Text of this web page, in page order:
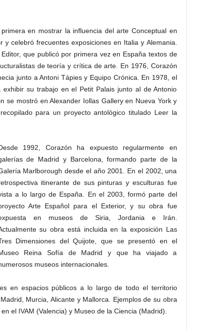
en mostrar la influencia del arte Conceptual en
celebró frecuentes exposiciones en Italia y Alemania.
que publicó por primera vez en España textos de
de teoría y crítica de arte. En 1976, Corazón
junto a Antoni Tápies y Equipo Crónica. En 1978, el
su trabajo en el Petit Palais junto al de Antonio
se mostró en Alexander Iollas Gallery en Nueva York y
para un proyecto antológico titulado Leer la
1992, Corazón ha expuesto regularmente en
de Madrid y Barcelona, formando parte de la
Marlborough desde el año 2001. En el 2002, una
itinerante de sus pinturas y esculturas fue
a lo largo de España. En el 2003, formó parte del
Arte Español para el Exterior, y su obra fue
en museos de Siria, Jordania e Irán.
su obra está incluida en la exposición Las
Dimensiones del Quijote, que se presentó en el
Reina Sofía de Madrid y que ha viajado a
museos internacionales.
en espacios públicos a lo largo de todo el territorio
Murcia, Alicante y Mallorca. Ejemplos de su obra
el IVAM (Valencia) y Museo de la Ciencia (Madrid).